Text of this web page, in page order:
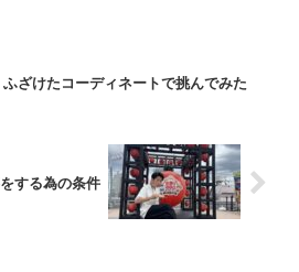
ふざけたコーディネートで挑んでみた
する為の条件